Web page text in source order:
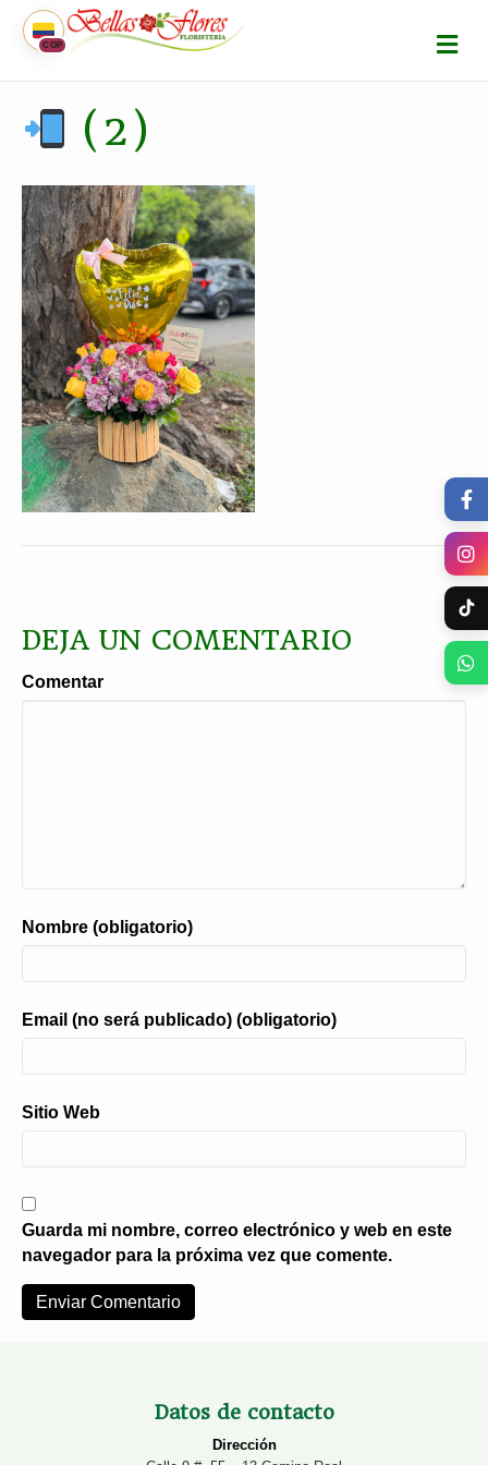
COP M
E
N
(2)
DEJA UN COMENTARIO
Comentar
Nombre (obligatorio)
Email (no será publicado) (obligatorio)
Sitio Web
Guarda mi nombre, correo electrónico y web en este
navegador para la próxima vez que comente.
Datos de contacto
Dirección